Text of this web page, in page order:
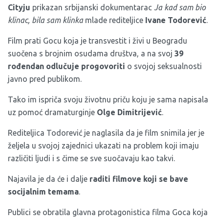
Cityju prikazan srbijanski dokumentarac Ja kad sam bio
klinac, bila sam klinkamlade rediteljice Ivane Todorević.
Film prati Gocu koja je transvestit i živi u Beogradu
suočena s brojnim osudama društva, a na svoj 39
rođendan odlučuje progovoriti o svojoj seksualnosti
javno pred publikom.
Tako im ispriča svoju životnu priču koju je sama napisala
uz pomoć dramaturginje Olge Dimitrijević.
Rediteljica Todorević je naglasila da je film snimila jer je
željela u svojoj zajednici ukazati na problem koji imaju
različiti ljudi i s čime se sve suočavaju kao takvi.
Najavila je da će i dalje raditi filmove koji se bave
socijalnim temama.
Publici se obratila glavna protagonistica filma Goca koja